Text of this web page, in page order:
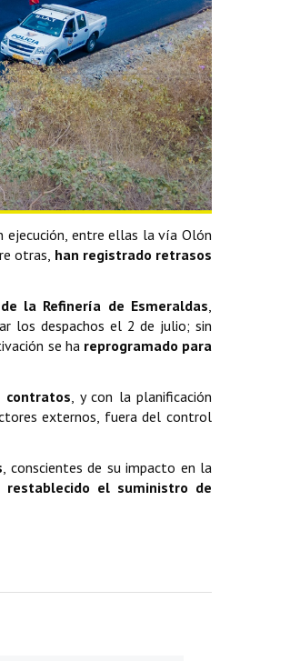
ejecución, entre ellas la vía Olón
otras, han registrado retrasos
la Refinería de Esmeraldas,
los despachos el 2 de julio; sin
se ha reprogramado para
contratos, y con la planificación
externos, fuera del control
, conscientes de su impacto en la
restablecido el suministro de